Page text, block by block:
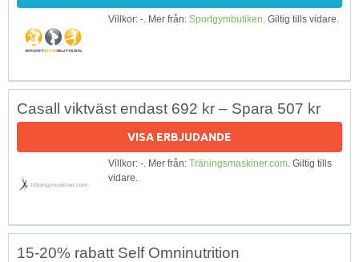
Villkor: -. Mer från: Sportgymbutiken. Giltig tills vidare.
Casall viktväst endast 692 kr – Spara 507 kr
VISA ERBJUDANDE
Villkor: -. Mer från: Träningsmaskiner.com. Giltig tills
vidare.
15-20% rabatt Self Omninutrition